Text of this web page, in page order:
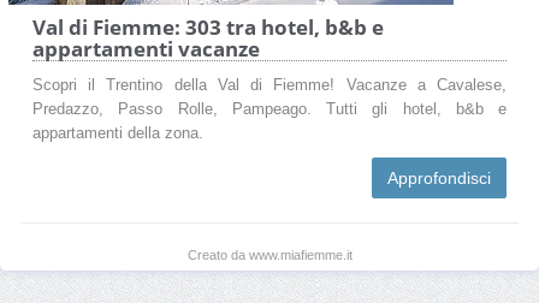
Val di Fiemme: 303 tra hotel, b&b e
appartamenti vacanze
Scopri il Trentino della Val di Fiemme! Vacanze a Cavalese,
Predazzo, Passo Rolle, Pampeago. Tutti gli hotel, b&b e
appartamenti della zona.
Approfondisci
Creato da www.miafiemme.it